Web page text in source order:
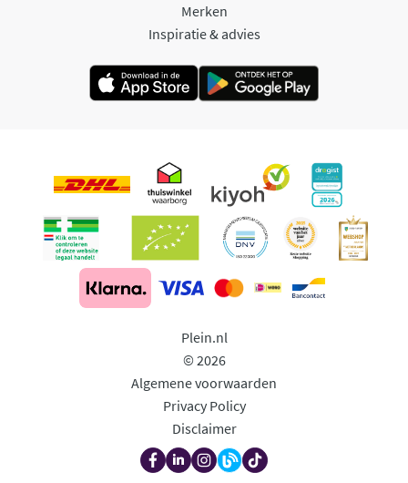
Merken
Inspiratie & advies
Plein.nl
© 2026
Algemene voorwaarden
Privacy Policy
Disclaimer